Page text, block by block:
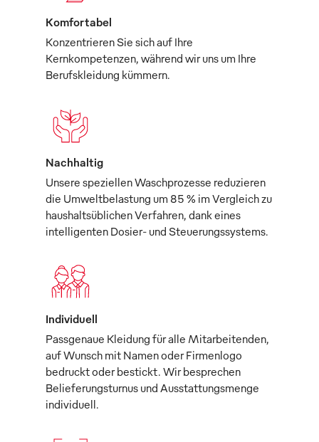
Komfortabel
Konzentrieren Sie sich auf Ihre
Kernkompetenzen, während wir uns um Ihre
Berufskleidung kümmern.
Nachhaltig
Unsere speziellen Waschprozesse reduzieren
die Umweltbelastung um 85 % im Vergleich zu
haushaltsüblichen Verfahren, dank eines
intelligenten Dosier- und Steuerungssystems.
Individuell
Passgenaue Kleidung für alle Mitarbeitenden,
auf Wunsch mit Namen oder Firmenlogo
bedruckt oder bestickt. Wir besprechen
Belieferungsturnus und Ausstattungsmenge
individuell.